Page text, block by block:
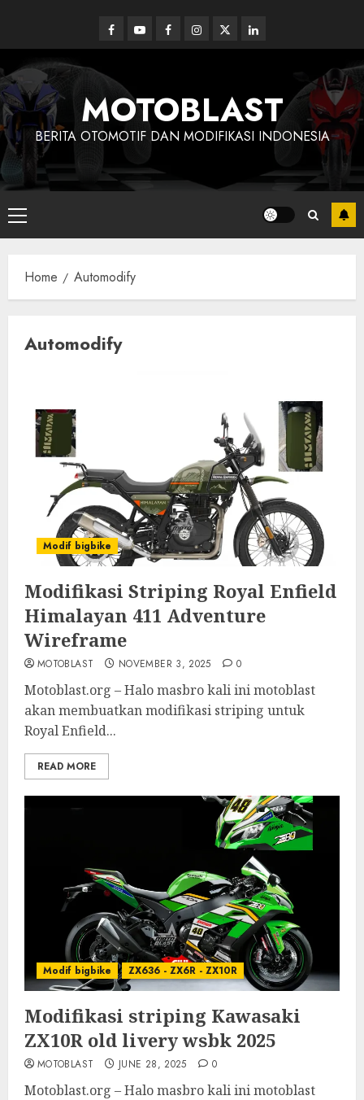
content
Facebook
YoutubeFacebookInstagram
Twitterlinkedin
MOTOBLAST
BERITA OTOMOTIF DAN MODIFIKASI INDONESIA
Primary
Menu
Home Automodify
Automodify
Modif bigbike
Modifikasi Striping Royal Enfield
Himalayan 411 Adventure
Wireframe
MOTOBLAST NOVEMBER 3, 2025 0
Motoblast.org – Halo masbro kali ini motoblast
akan membuatkan modifikasi striping untuk
Royal Enfield...
READ MORE
Modif bigbike ZX636 - ZX6R - ZX10R
Modifikasi striping Kawasaki
ZX10R old livery wsbk 2025
MOTOBLAST JUNE 28, 2025 0
Motoblast.org – Halo masbro kali ini motoblast